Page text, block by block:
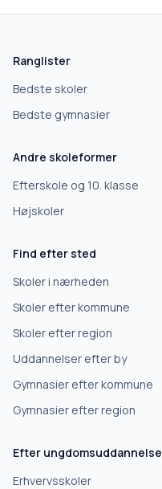
Ranglister
Bedste skoler
Bedste gymnasier
Andre skoleformer
Efterskole og 10. klasse
Højskoler
Find efter sted
Skoler i nærheden
Skoler efter kommune
Skoler efter region
Uddannelser efter by
Gymnasier efter kommune
Gymnasier efter region
Efter ungdomsuddannelse
Erhvervsskoler